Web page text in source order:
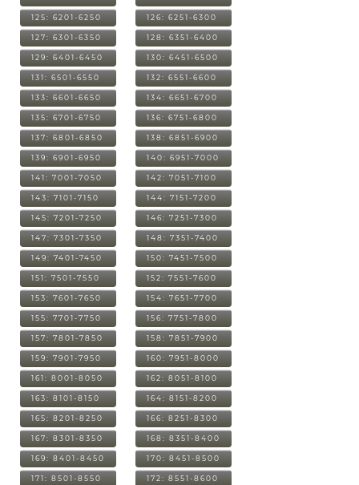
125: 6201-6250 126: 6251-6300
127: 6301-6350 128: 6351-6400
129: 6401-6450 130: 6451-6500
131: 6501-6550 132: 6551-6600
133: 6601-6650 134: 6651-6700
135: 6701-6750 136: 6751-6800
137: 6801-6850 138: 6851-6900
139: 6901-6950 140: 6951-7000
141: 7001-7050 142: 7051-7100
143: 7101-7150 144: 7151-7200
145: 7201-7250 146: 7251-7300
147: 7301-7350 148: 7351-7400
149: 7401-7450 150: 7451-7500
151: 7501-7550 152: 7551-7600
153: 7601-7650 154: 7651-7700
155: 7701-7750 156: 7751-7800
157: 7801-7850 158: 7851-7900
159: 7901-7950 160: 7951-8000
161: 8001-8050 162: 8051-8100
163: 8101-8150 164: 8151-8200
165: 8201-8250 166: 8251-8300
167: 8301-8350 168: 8351-8400
169: 8401-8450 170: 8451-8500
171: 8501-8550 172: 8551-8600